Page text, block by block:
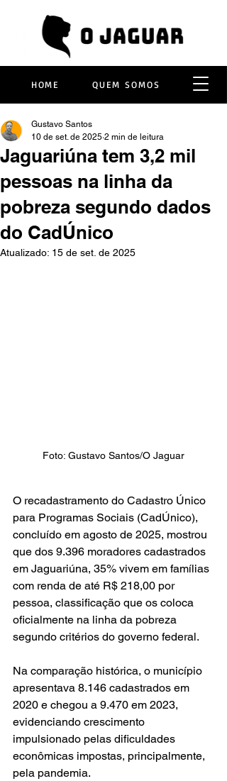
HOME QUEM SOMOS
Jaguariúna tem 3,2 mil
pessoas na linha da
pobreza segundo dados
do CadÚnico
Gustavo Santos
10 de set. de 2025 2 min de leitura
Atualizado: 15 de set. de 2025
Foto: Gustavo Santos/O Jaguar
O recadastramento do Cadastro Único
para Programas Sociais (CadÚnico),
concluído em agosto de 2025, mostrou
que dos 9.396 moradores cadastrados
em Jaguariúna, 35% vivem em famílias
com renda de até R$ 218,00 por
pessoa, classificação que os coloca
oficialmente na linha da pobreza
segundo critérios do governo federal.
Na comparação histórica, o município
apresentava 8.146 cadastrados em
2020 e chegou a 9.470 em 2023,
evidenciando crescimento
impulsionado pelas dificuldades
econômicas impostas, principalmente,
pela pandemia.